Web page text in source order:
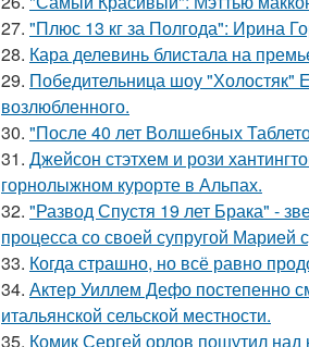
27. "Плюс 13 кг за Полгода": Ирина
28. Кара делевинь блистала на
29. Победительница шоу "Холостяк"
возлюбленного.
30. "После 40 лет Волшебных
31. Джейсон стэтхем и рози
горнолыжном курорте в Альпах.
32. "Развод Спустя 19 лет Брака" -
процесса со своей супругой Марией
33. Когда страшно, но всё равно
34. Актер Уиллем Дефо постепенно
итальянской сельской местности.
35. Комик Сергей орлов пошутил